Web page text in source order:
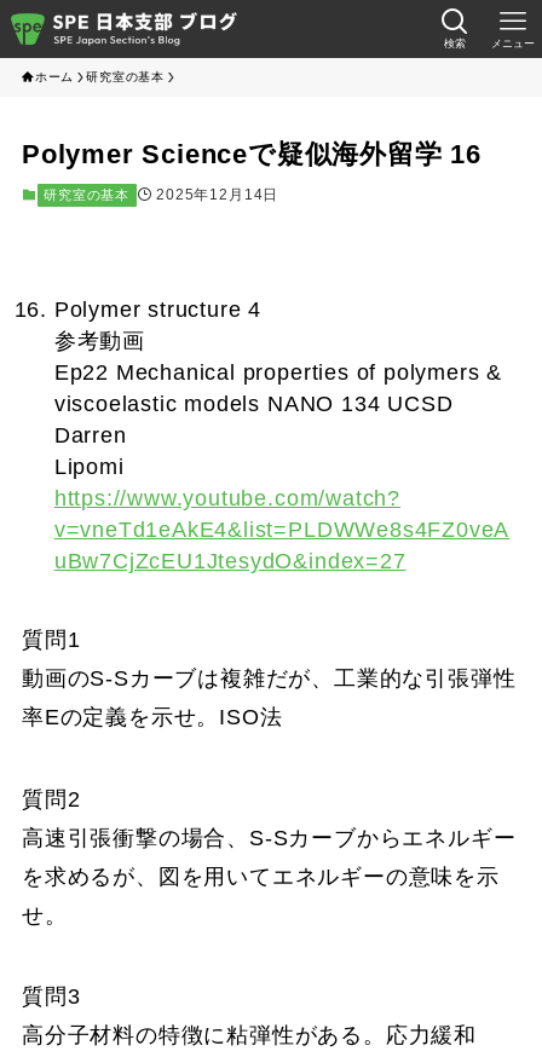
検索 メニュー
ホーム 研究室の基本
Polymer Scienceで疑似海外留学 16
研究室の基本 2025年12月14日
Polymer structure 4
参考動画
Ep22 Mechanical properties of polymers &
viscoelastic models NANO 134 UCSD
Darren
Lipomi
https://www.youtube.com/watch?
v=vneTd1eAkE4&list=PLDWWe8s4FZ0veA
uBw7CjZcEU1JtesydO&index=27
質問1
動画のS-Sカーブは複雑だが、工業的な引張弾性
率Eの定義を示せ。ISO法
質問2
高速引張衝撃の場合、S-Sカーブからエネルギー
を求めるが、図を用いてエネルギーの意味を示
せ。
質問3
高分子材料の特徴に粘弾性がある。応力緩和